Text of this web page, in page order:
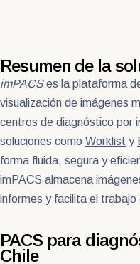
Resumen de la
imPACSes la plataforma
visualización de imágenes
centros de diagnóstico por
soluciones como Worklist y
forma fluida, segura y
imPACS almacena
informes y facilita el
PACS para
Chile